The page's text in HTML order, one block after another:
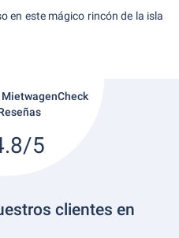
en este mágico rincón de la isla
5
clientes en